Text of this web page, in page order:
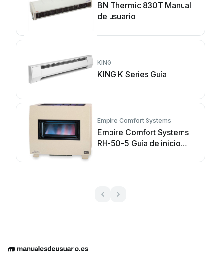
BN Thermic 830T Manual
de usuario
KING
KING K Series Guía
Empire Comfort Systems
Empire Comfort Systems
RH-50-5 Guía de inicio